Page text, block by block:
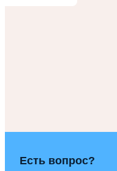
Есть вопрос?